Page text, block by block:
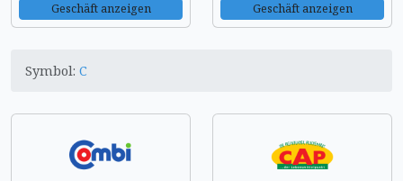
Geschäft anzeigen Geschäft anzeigen
Symbol: C